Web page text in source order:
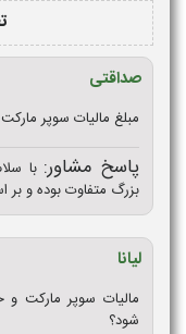
صداقتی
مبلغ مالیات سوپر
پاسخ مشاور: با
بزرگ متفاوت بوده و بر اساس درآمد،
لیانا
مالیات سوپر مارکت
شود؟